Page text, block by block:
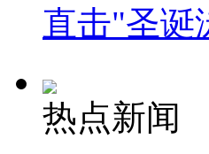
直击"圣诞
热点新闻